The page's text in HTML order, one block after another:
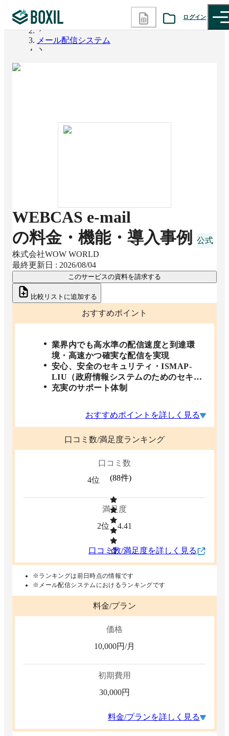
ログイン
カテゴリから探す
BOXILの使い方ガイド
BOXIL
メール配信システム
WEBCAS e-mail
の料金・機能・導入事例
株式会社WOW WORLD
最終更新日 : 2026/08/04
このサービスの資料を請求する
比較リストに追加する
おすすめポイント
業界内でも高水準の配信速度と到達環
境・高速かつ確実な配信を実現
安心、安全のセキュリティ・ISMAP-
LIU（政府情報システムのためのセキュ
リティ評価制度）に登録
充実のサポート体制
おすすめポイントを詳しく見る
口コミ数/満足度ランキング
口コミ数
4位
(88件)
満足度
2位
4.41
口コミ数/満足度を詳しく見る
※ランキングは前日時点の情報です
※メール配信システムにおけるランキングです
料金/プラン
価格
10,000円/月
初期費用
30,000円
料金/プランを詳しく見る